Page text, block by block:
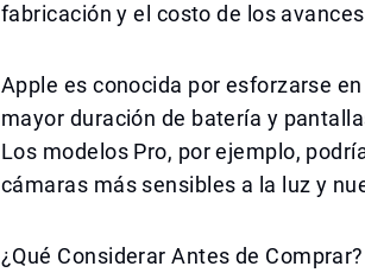
fabricación y el costo de los
Apple es conocida por esforzarse
mayor duración de batería y
Los modelos Pro, por ejemplo,
cámaras más sensibles a la luz y
¿Qué Considerar Antes de Comprar?